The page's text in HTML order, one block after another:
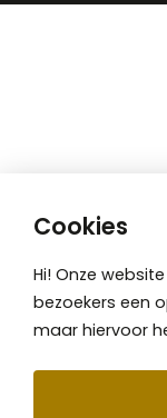
Cookies
Hi! Onze
bezoekers een
maar hiervoor